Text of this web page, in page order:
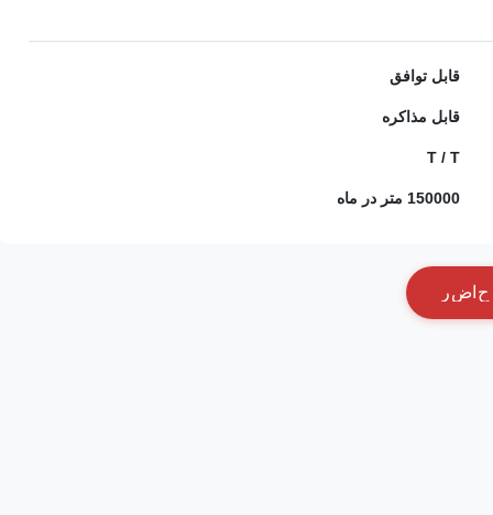
قابل توافق
قابل مذاکره
T / T
150000 متر در ماه
ح ضر